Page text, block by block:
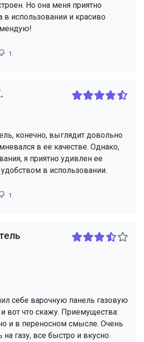
Но она меня приятно
в использовании и красиво
1
конечно, выглядит довольно
в ее качестве. Однако,
я приятно удивлен ее
в использовании.
1
себе варочную панель газовую
и вот что скажу. Приемущества:
и в переносном смысле. Очень
на газу, все быстро и вкусно.